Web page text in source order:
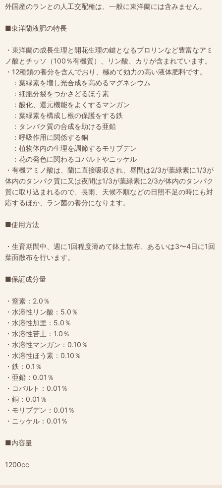
外国産のランとの人工交配種は、一般に東洋蘭には含みません。
■東洋蘭液肥の特長
・東洋蘭の成長生理と開花生理の鍵となるプロリンなど豊富なアミ
ノ酸とチッソ（100％有機質）、リン酸、カリが含まれています。
・12種類の養分を含んでおり、極めて効力の高い液体肥料です。
：葉緑素を増し光合成を高めるマグネシウム
：細胞分裂をつかさどるほう素
：酸化、還元機能をよくするマンガン
：葉緑素を構成し根の保護をする鉄
：タンパク質の合成を助ける亜鉛
：呼吸作用に関係する銅
：植物体内の生理を調節するモリブデン
：花の発色に関わるコバルトやニッケル
・有機アミノ酸は、蘭に直接吸収され、昼間は2/3が葉緑素に1/3が
体内のタンパク質に又は夜間は1/3が葉緑素に2/3が体内のタンパク
質に取り込まれるので、長雨、天候不順などの日照不足の時にも対
応するほか、ラン菌の養分になります。
■使用方法
・生育期間中、週に1回程度薄めて鉢土散布、あるいは3〜4日に1回
葉面散布を行います。
■保証成分量
・窒素：2.0％
・水溶性リン酸：5.0％
・水溶性加里：5.0％
・水溶性苦土：1.0％
・水溶性マンガン：0.10％
・水溶性ほう素：0.10％
・鉄：0.1％
・亜鉛：0.01％
・コバルト：0.01％
・銅：0.01％
・モリブデン：0.01％
・ニッケル：0.01％
■内容量
1200cc